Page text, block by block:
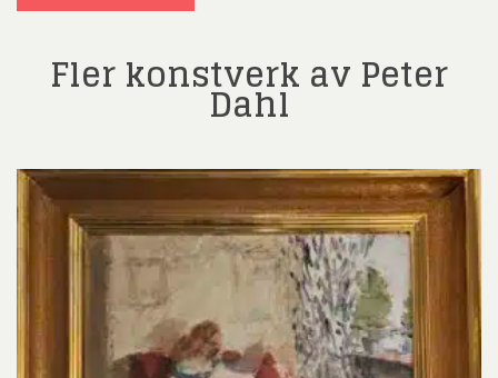
Fler konstverk av Peter
Dahl